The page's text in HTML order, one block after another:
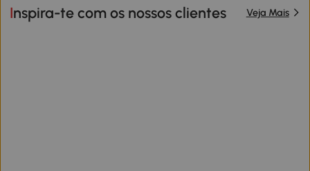
Inspira-te com os nossos clientes Veja Mais